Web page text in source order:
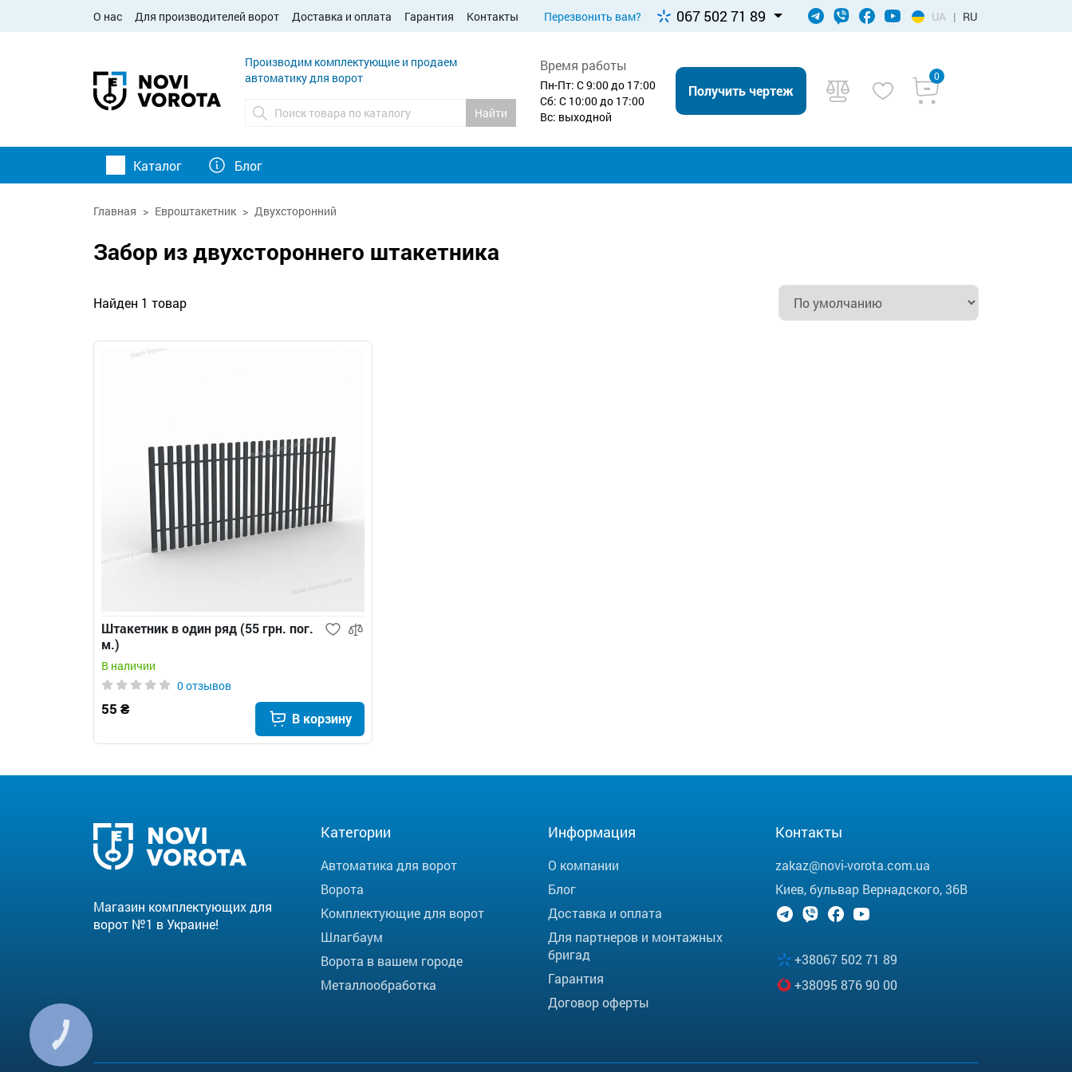
О нас Для производителей ворот Доставка и оплата Гарантия Контакты Перезвонить вам? 067 502 71 89 UA | RU
Производим комплектующие и продаем
автоматику для ворот
Найти
Время работы
Пн-Пт: С 9:00 до 17:00
Сб: С 10:00 до 17:00
Вс: выходной
Получить чертеж
0
Каталог Блог
Главная Евроштакетник Двухсторонний
Забор из двухстороннего штакетника
Найден 1 товар
Штакетник в один ряд (55 грн. пог.
м.)
В наличии
0 отзывов
55 ₴
В корзину
Магазин комплектующих для
ворот №1 в Украине!
Категории
Автоматика для ворот
Ворота
Комплектующие для ворот
Шлагбаум
Ворота в вашем городе
Металлообработка
Информация
О компании
Блог
Доставка и оплата
Для партнеров и монтажных
бригад
Гарантия
Договор оферты
Контакты
zakaz@novi-vorota.com.ua
Киев, бульвар Вернадского, 36В
+38067 502 71 89
+38095 876 90 00
КНОПКА
ЗВ'ЯЗКУ